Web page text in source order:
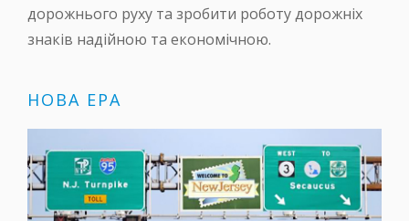
дорожнього руху та зробити роботу дорожніх
знаків надійною та економічною.
НОВА ЕРА